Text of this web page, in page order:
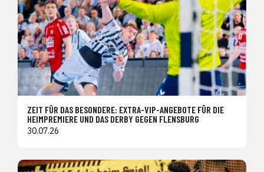
ZEIT FÜR DAS BESONDERE: EXTRA-VIP-ANGEBOTE FÜR DIE
HEIMPREMIERE UND DAS DERBY GEGEN FLENSBURG
30.07.26